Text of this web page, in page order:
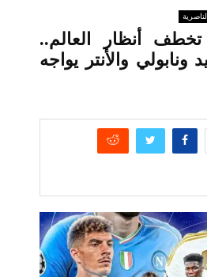
تخطف أنظار العالم..
والأنتر يواجه